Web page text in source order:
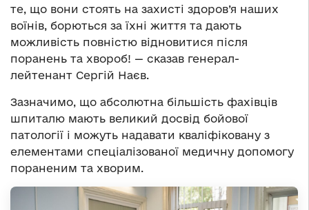
те, що вони стоять на захисті здоров’я наших
воїнів, борються за їхні життя та дають
можливість повністю відновитися після
поранень та хвороб! — сказав генерал-
лейтенант Сергій Наєв.
Зазначимо, що абсолютна більшість фахівців
шпиталю мають великий досвід бойової
патології і можуть надавати кваліфіковану з
елементами спеціалізованої медичну допомогу
пораненим та хворим.